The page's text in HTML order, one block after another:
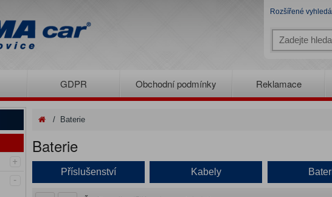
Rozšířené
GDPR Obchodní podmínky Reklamace
+
-
/ Baterie
Baterie
Příslušenství Kabely